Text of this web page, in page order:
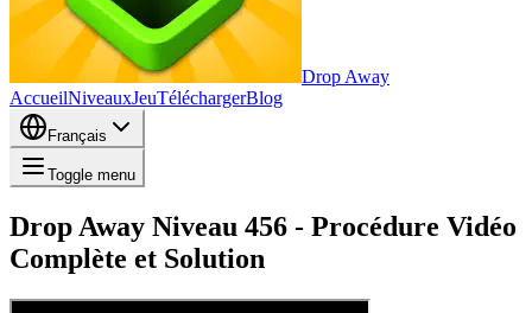
Drop Away
AccueilNiveauxJeuTéléchargerBlog
Français
Toggle menu
Drop Away Niveau 456 - Procédure Vidéo
Complète et Solution